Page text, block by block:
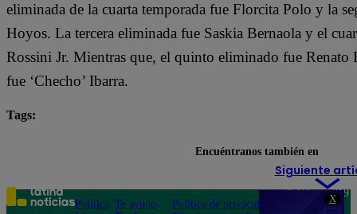
X
eliminada de la cuarta temporada fue Florcita Polo y la
Hoyos. La tercera eliminada fue Saskia Bernaola y el
Rossini Jr. Mientras que, el quinto eliminado fue
fue ‘Checho’ Ibarra.
Tags:
Siguiente
Encuéntranos también en
Política Te ayudo
Política de privacidad
Teléfono: 219